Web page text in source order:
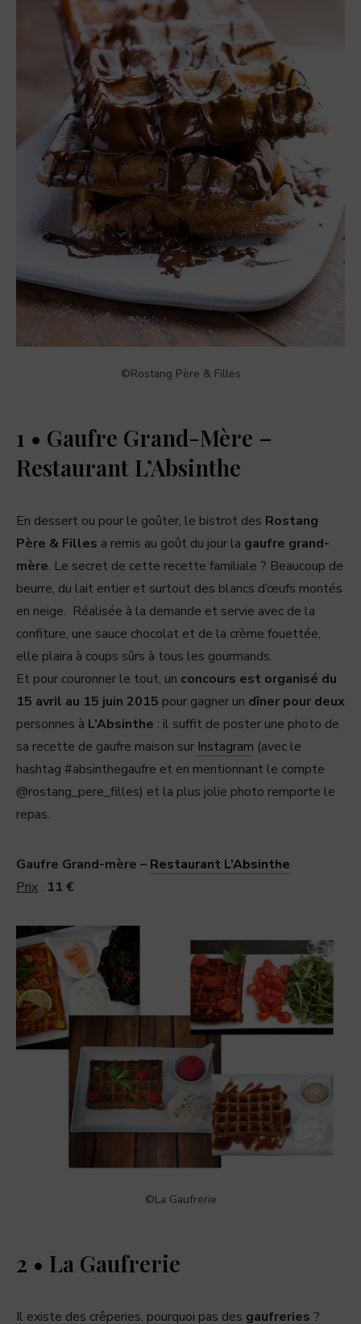
©Rostang Père & Filles
1 • Gaufre Grand-Mère –
Restaurant L’Absinthe
En dessert ou pour le goûter, le bistrot des Rostang
Père & Filles a remis au goût du jour la gaufre grand-
mère. Le secret de cette recette familiale ? Beaucoup de
beurre, du lait entier et surtout des blancs d’œufs montés
en neige. Réalisée à la demande et servie avec de la
confiture, une sauce chocolat et de la crème fouettée,
elle plaira à coups sûrs à tous les gourmands.
Et pour couronner le tout, un concours est organisé du
15 avril au 15 juin 2015 pour gagner un dîner pour deux
personnes à L’Absinthe : il suffit de poster une photo de
sa recette de gaufre maison sur Instagram (avec le
hashtag #absinthegaufre et en mentionnant le compte
@rostang_pere_filles) et la plus jolie photo remporte le
repas.
Gaufre Grand-mère – Restaurant L’Absinthe
Prix : 11 €
©La Gaufrerie
2 • La Gaufrerie
Il existe des crêperies, pourquoi pas des gaufreries ?